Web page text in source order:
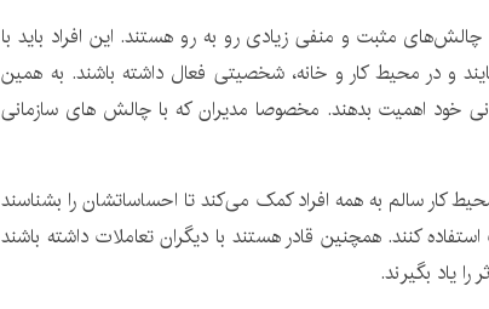
چالش‌های مثبت و منفی زیادی رو به رو هستند. این افراد باید با
و در محیط کار و خانه، شخصیتی فعال داشته باشند. به همین
خود اهمیت بدهند. مخصوصا مدیران که با چالش‌ های سازمانی
کار سالم به همه افراد کمک می‌کند تا احساساتشان را بشناسند
کنند. همچنین قادر هستند با دیگران تعاملات داشته باشند
را یاد بگیرند.